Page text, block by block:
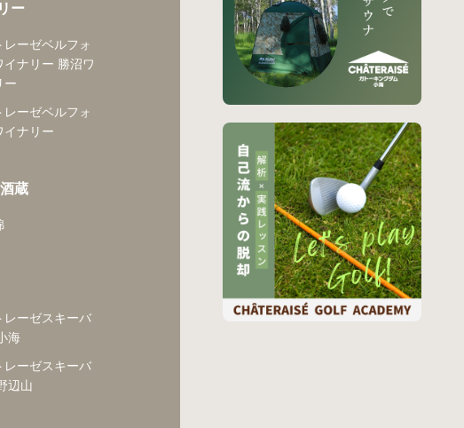
ー
レーゼベルフォ
イナリー 勝沼ワ
ー
レーゼベルフォ
イナリー
蔵
レーゼスキーバ
海
レーゼスキーバ
辺山